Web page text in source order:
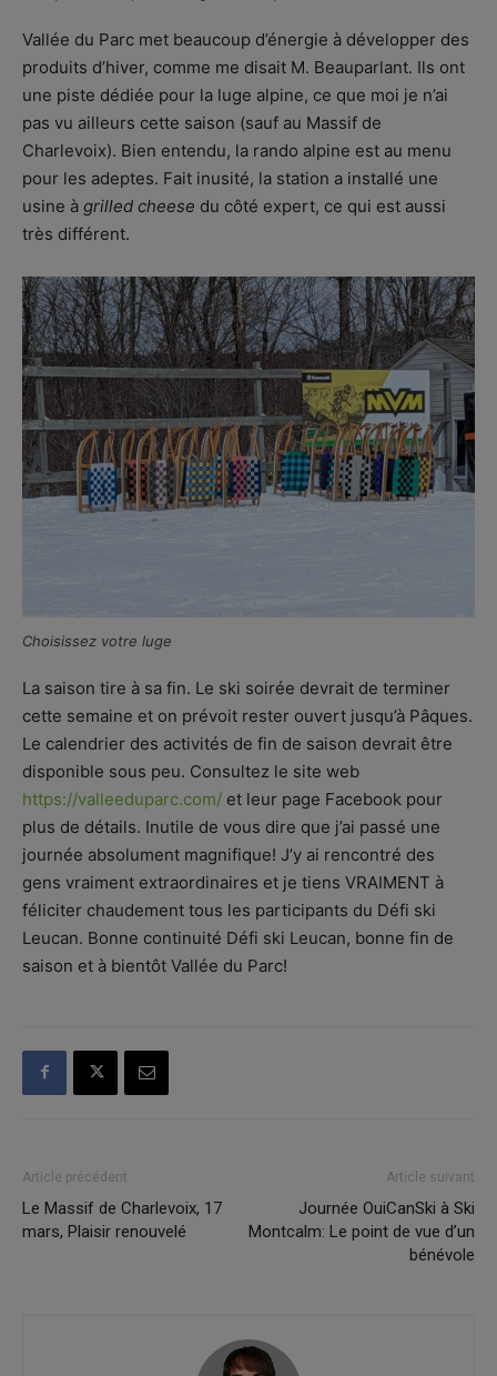
Vallée du Parc met beaucoup d’énergie à développer des
produits d’hiver, comme me disait M. Beauparlant. Ils ont
une piste dédiée pour la luge alpine, ce que moi je n’ai
pas vu ailleurs cette saison (sauf au Massif de
Charlevoix). Bien entendu, la rando alpine est au menu
pour les adeptes. Fait inusité, la station a installé une
usine à grilled cheese du côté expert, ce qui est aussi
très différent.
Choisissez votre luge
La saison tire à sa fin. Le ski soirée devrait de terminer
cette semaine et on prévoit rester ouvert jusqu’à Pâques.
Le calendrier des activités de fin de saison devrait être
disponible sous peu. Consultez le site web
https://valleeduparc.com/ et leur page Facebook pour
plus de détails. Inutile de vous dire que j’ai passé une
journée absolument magnifique! J’y ai rencontré des
gens vraiment extraordinaires et je tiens VRAIMENT à
féliciter chaudement tous les participants du Défi ski
Leucan. Bonne continuité Défi ski Leucan, bonne fin de
saison et à bientôt Vallée du Parc!
Article précédent
Le Massif de Charlevoix, 17
mars, Plaisir renouvelé
Article suivant
Journée OuiCanSki à Ski
Montcalm: Le point de vue d’un
bénévole